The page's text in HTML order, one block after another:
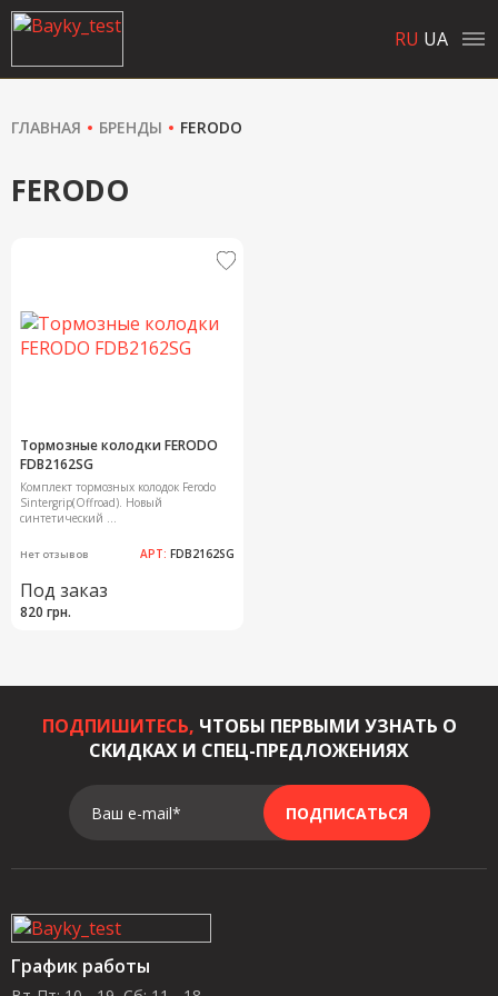
RU UA
ГЛАВНАЯ БРЕНДЫ FERODO
FERODO
Тормозные колодки FERODO
FDB2162SG
Комплект тормозных колодок Ferodo
Sintergrip(Offroad). Новый
синтетический ...
Нет отзывов АРТ: FDB2162SG
Под заказ
820 грн.
ПОДПИШИТЕСЬ, ЧТОБЫ ПЕРВЫМИ УЗНАТЬ О
СКИДКАХ И СПЕЦ-ПРЕДЛОЖЕНИЯХ
Ваш e-mail* ПОДПИСАТЬСЯ
График работы